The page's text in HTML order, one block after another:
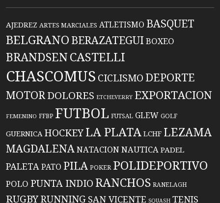
AJEDREZ ARTES MARCIALES ATLETISMO BASQUET
BELGRANO BERAZATEGUIBOXEO
BRANDSENCASTELLI
CHASCOMUS CICLISMO DEPORTE
MOTORDOLORES ETCHEVERRY EXPORTACION
FEMENINO FFBP FUTBOL FUTSAL GLEW GOLF
GUERNICA HOCKEYLA PLATA LCHF LEZAMA
MAGDALENANATACIONNAUTICA PADEL
PALETAPATO PILA POKER POLIDEPORTIVO
POLO PUNTA INDIO RANCHOS RANELAGH
RUGBYRUNNING SAN VICENTE SQUASH TENIS